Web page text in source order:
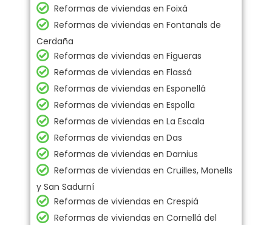
Reformas de viviendas en Foixá
Reformas de viviendas en Fontanals de
Cerdaña
Reformas de viviendas en Figueras
Reformas de viviendas en Flassá
Reformas de viviendas en Esponellá
Reformas de viviendas en Espolla
Reformas de viviendas en La Escala
Reformas de viviendas en Das
Reformas de viviendas en Darnius
Reformas de viviendas en Cruilles, Monells
y San Sadurní
Reformas de viviendas en Crespiá
Reformas de viviendas en Cornellá del